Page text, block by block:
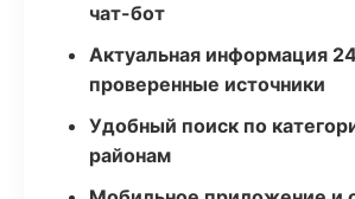
чат-бот
Актуальная информация
проверенные источники
Удобный поиск по
районам